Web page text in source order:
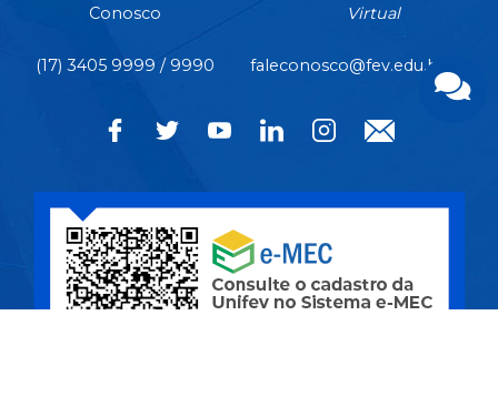
Conosco
Virtual
(17) 3405 9999 / 9990 faleconosco@fev.edu.br